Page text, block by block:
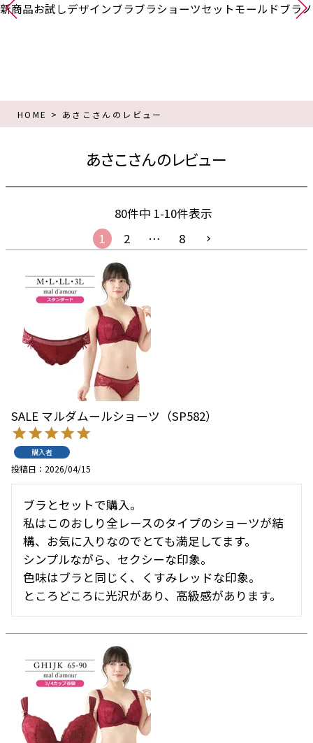
新商品お試しデザインブラブラショーツセットモールドブラ
HOME あさこさんのレビュー
あさこさんのレビュー
80件中 1-10件表示
1
2 … 8
SALE マルダムールショーツ（SP582）
購入者
投稿日 2026/04/15
ブラとセットで購入。
私はこのおしり全レースのタイプのショーツが結
構、お気に入りなのでとても満足してます。
シンプルながら、セクシーな印象。
色味はブラと同じく、くすみレッドな印象。
ところどころに光沢があり、高級感があります。